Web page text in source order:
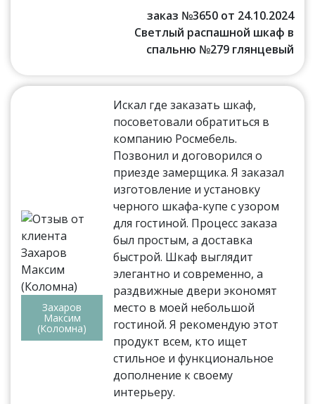
заказ №3650 от 24.10.2024
Светлый распашной шкаф в
спальню №279 глянцевый
Захаров
Максим
(Коломна)
Искал где заказать шкаф,
посоветовали обратиться в
компанию Росмебель.
Позвонил и договорился о
приезде замерщика. Я заказал
изготовление и установку
черного шкафа-купе с узором
для гостиной. Процесс заказа
был простым, а доставка
быстрой. Шкаф выглядит
элегантно и современно, а
раздвижные двери экономят
место в моей небольшой
гостиной. Я рекомендую этот
продукт всем, кто ищет
стильное и функциональное
дополнение к своему
интерьеру.